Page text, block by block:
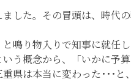
した。その冒頭は、時代
鳴り物入りで知事に就任
う概念から、「いかに予
県は本当に変わった･･･と